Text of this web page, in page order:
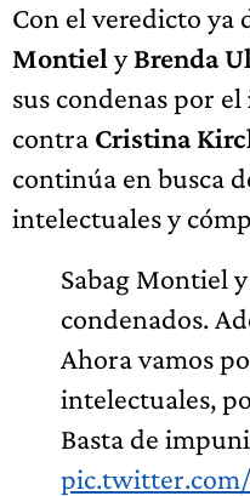
Con el veredicto ya
Montiel yBrenda
sus condenas por el
contra Cristina
continúa en busca
intelectuales y
Sabag Montiel
condenados.
Ahora vamos
intelectuales,
Basta de